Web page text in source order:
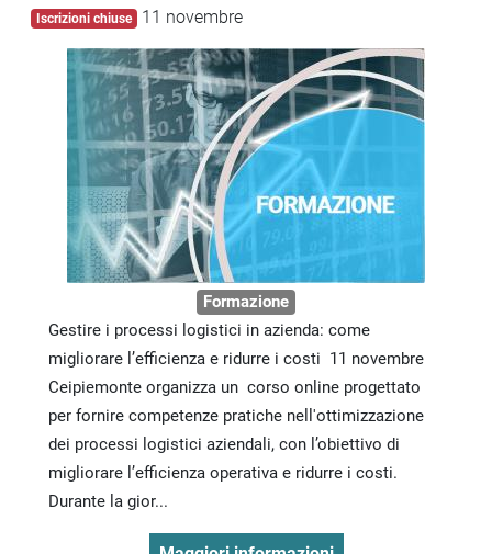
Iscrizioni chiuse 11 novembre
Formazione
Gestire i processi logistici in azienda: come
migliorare l’efficienza e ridurre i costi 11 novembre
Ceipiemonte organizza un corso online progettato
per fornire competenze pratiche nell'ottimizzazione
dei processi logistici aziendali, con l’obiettivo di
migliorare l’efficienza operativa e ridurre i costi.
Durante la gior...